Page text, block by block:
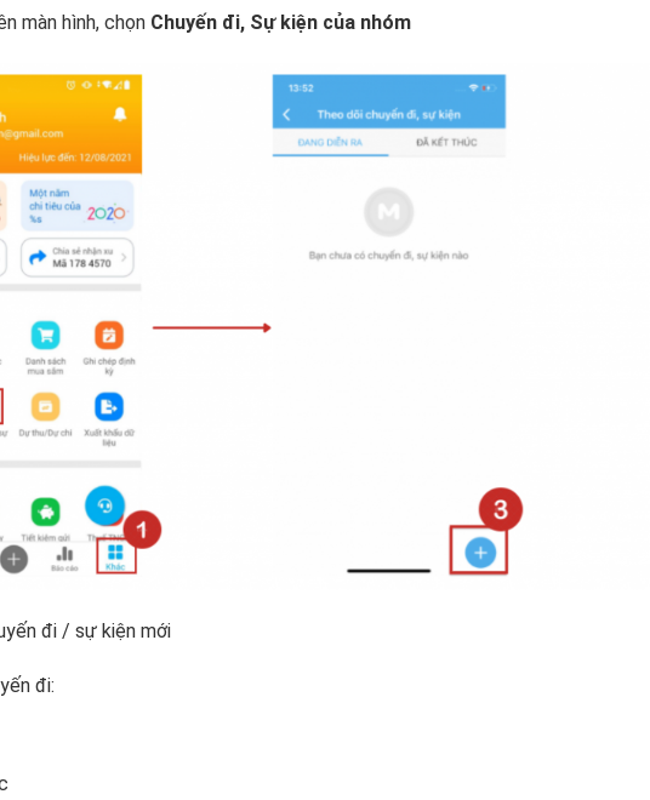
màn hình, chọn Chuyến đi, Sự kiện của nhóm
đi / sự kiện mới
đi: